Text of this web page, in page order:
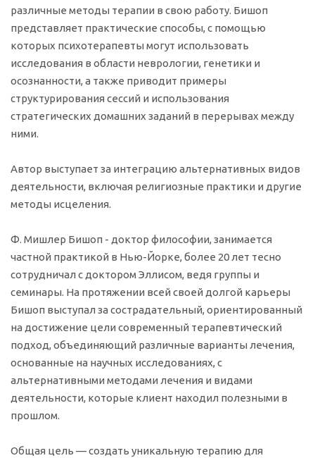
различные методы терапии в свою работу. Бишоп
представляет практические способы, с помощью
которых психотерапевты могут использовать
исследования в области неврологии, генетики и
осознанности, а также приводит примеры
структурирования сессий и использования
стратегических домашних заданий в перерывах между
ними.
Автор выступает за интеграцию альтернативных видов
деятельности, включая религиозные практики и другие
методы исцеления.
Ф. Мишлер Бишоп - доктор философии, занимается
частной практикой в Нью-Йорке, более 20 лет тесно
сотрудничал с доктором Эллисом, ведя группы и
семинары. На протяжении всей своей долгой карьеры
Бишоп выступал за сострадательный, ориентированный
на достижение цели современный терапевтический
подход, объединяющий различные варианты лечения,
основанные на научных исследованиях, с
альтернативными методами лечения и видами
деятельности, которые клиент находил полезными в
прошлом.
Общая цель — создать уникальную терапию для